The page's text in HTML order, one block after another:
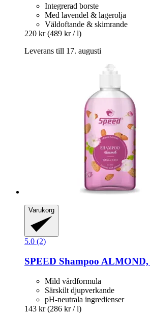
Integrerad borste
Med lavendel & lagerolja
Väldoftande & skimrande
220 kr (489 kr / l)
Leverans till 17. augusti
Varukorg
5.0 (2)
SPEED Shampoo ALMOND,
Mild vårdformula
Särskilt djupverkande
pH-neutrala ingredienser
143 kr (286 kr / l)